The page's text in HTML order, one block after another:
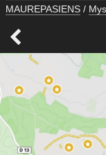
MAUREPASIENS /
